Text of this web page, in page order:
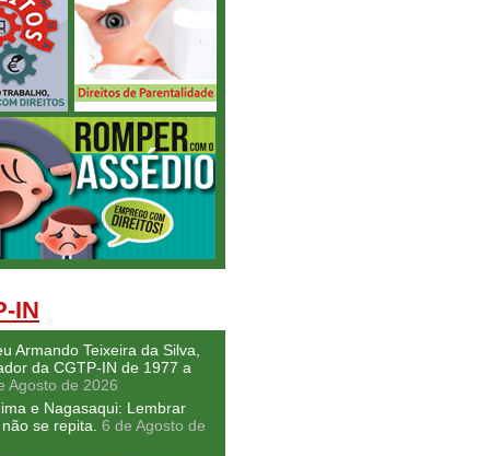
IN
Armando Teixeira da Silva,
da CGTP-IN de 1977 a
Agosto de 2026
e Nagasaqui: Lembrar
se repita. 6 de Agosto de